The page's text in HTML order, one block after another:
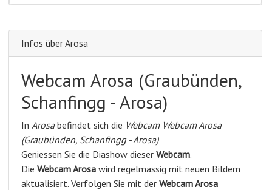
Infos über Arosa
Webcam Arosa (Graubünden,
Schanfingg - Arosa)
In Arosabefindet sich die Webcam Webcam Arosa
(Graubünden, Schanfingg - Arosa)
Geniessen Sie die Diashow dieser Webcam.
Die Webcam Arosa wird regelmässig mit neuen Bildern
aktualisiert. Verfolgen Sie mit der Webcam Arosa